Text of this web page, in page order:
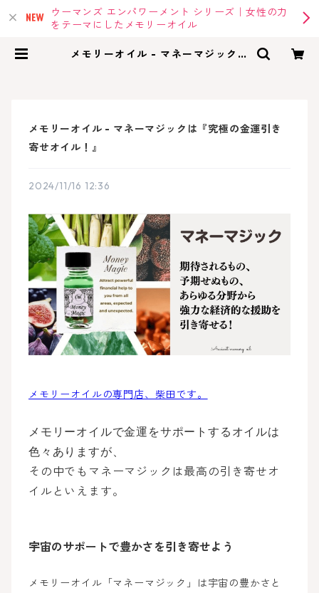
ウーマンズ エンパワーメント シリーズ｜女性の力
をテーマにしたメモリーオイル
メモリーオイル - マネーマジックは
メモリーオイル - マネーマジックは『究極の金運引き
寄せオイル！』
2024/11/16 12:36
メモリーオイルの専門店、柴田です。
メモリーオイルで金運をサポートするオイルは
色々ありますが、
その中でもマネーマジックは最高の引き寄せオ
イルといえます。
宇宙のサポートで豊かさを引き寄せよう
メモリーオイル「マネーマジック」は宇宙の豊かさと